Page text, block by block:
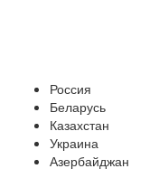
Россия
Беларусь
Казахстан
Украина
Азербайджан